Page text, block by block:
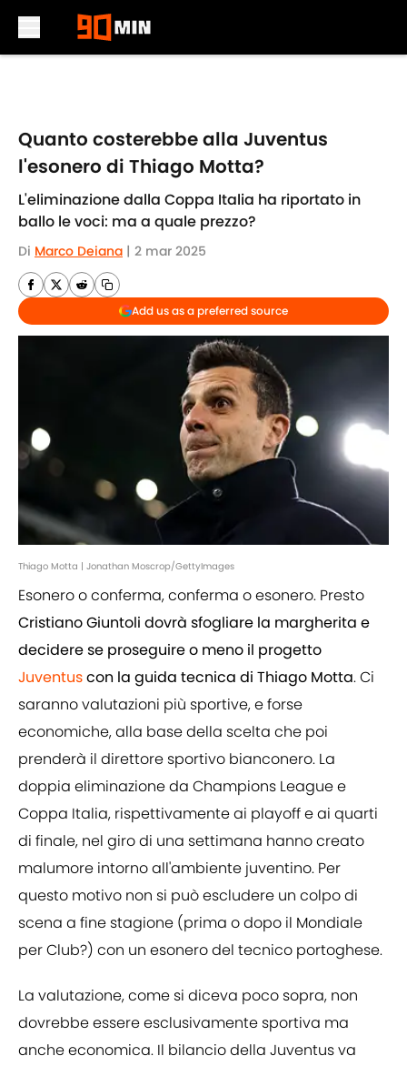
Quanto costerebbe alla Juventus
l'esonero di Thiago Motta?
L'eliminazione dalla Coppa Italia ha riportato in
ballo le voci: ma a quale prezzo?
Di Marco Deiana | 2 mar 2025
Add us as a preferred source
Thiago Motta | Jonathan Moscrop/GettyImages
Esonero o conferma, conferma o esonero. Presto
Cristiano Giuntoli dovrà sfogliare la margherita e
decidere se proseguire o meno il progetto
Juventuscon la guida tecnica di Thiago Motta. Ci
saranno valutazioni più sportive, e forse
economiche, alla base della scelta che poi
prenderà il direttore sportivo bianconero. La
doppia eliminazione da Champions League e
Coppa Italia, rispettivamente ai playoff e ai quarti
di finale, nel giro di una settimana hanno creato
malumore intorno all'ambiente juventino. Per
questo motivo non si può escludere un colpo di
scena a fine stagione (prima o dopo il Mondiale
per Club?) con un esonero del tecnico portoghese.
La valutazione, come si diceva poco sopra, non
dovrebbe essere esclusivamente sportiva ma
anche economica. Il bilancio della Juventus va